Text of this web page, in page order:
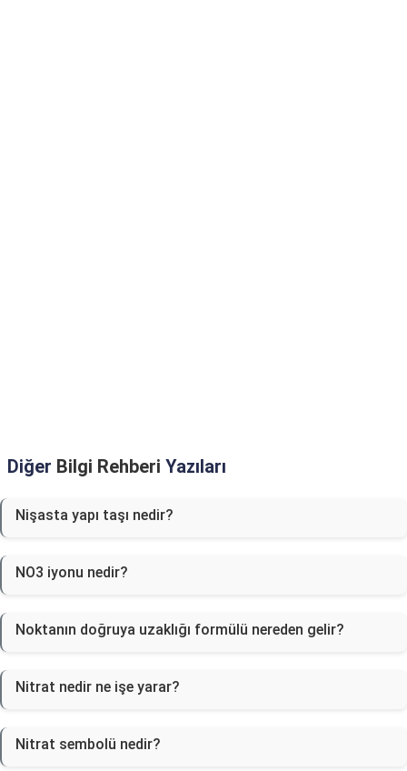
Diğer Bilgi Rehberi Yazıları
Nişasta yapı taşı nedir?
NO3 iyonu nedir?
Noktanın doğruya uzaklığı formülü nereden gelir?
Nitrat nedir ne işe yarar?
Nitrat sembolü nedir?